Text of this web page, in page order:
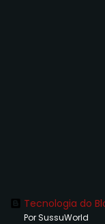
Tecnologia do
Por SussuWorld